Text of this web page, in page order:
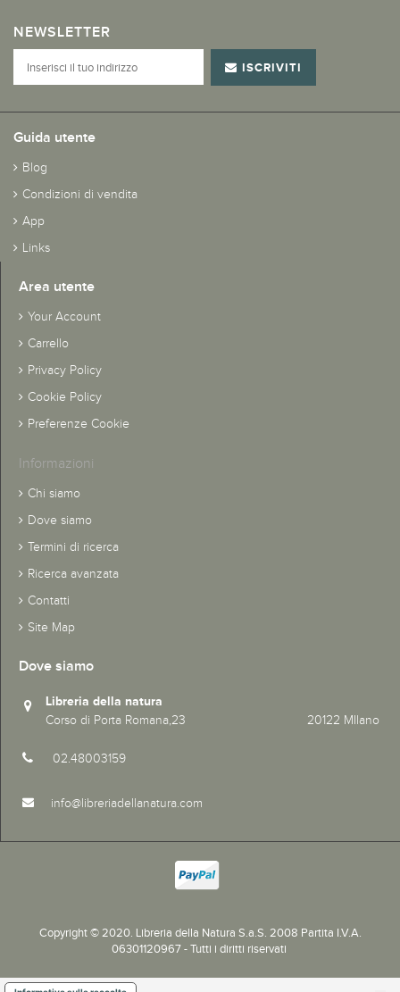
NEWSLETTER
ISCRIVITI
Guida utente
Blog
Condizioni di vendita
App
Links
Area utente
Your Account
Carrello
Privacy Policy
Cookie Policy
Preferenze Cookie
Informazioni
Chi siamo
Dove siamo
Termini di ricerca
Ricerca avanzata
Contatti
Site Map
Dove siamo
Libreria della natura
Corso di Porta Romana,23 20122 MIlano
02.48003159
info@libreriadellanatura.com
Copyright © 2020. Libreria della Natura S.a.S. 2008 Partita I.V.A.
06301120967 - Tutti i diritti riservati